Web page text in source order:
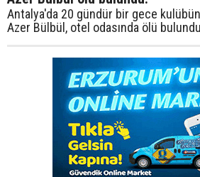
Antalya'da 20 gündür bir gece
Azer Bülbül, otel odasında ölü